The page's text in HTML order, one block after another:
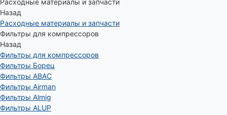
Расходные материалы и запчасти
Назад
Расходные материалы и запчасти
Фильтры для компрессоров
Назад
Фильтры для компрессоров
Фильтры Борец
Фильтры ABAC
Фильтры Airman
Фильтры Almig
Фильтры ALUP